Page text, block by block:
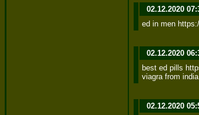
02.12.2020
ed in men
02.12.2020
best ed pills
viagra from
02.12.2020